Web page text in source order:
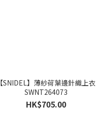
【SNIDEL】薄紗荷葉邊針織上衣
SWNT264073
HK$705.00